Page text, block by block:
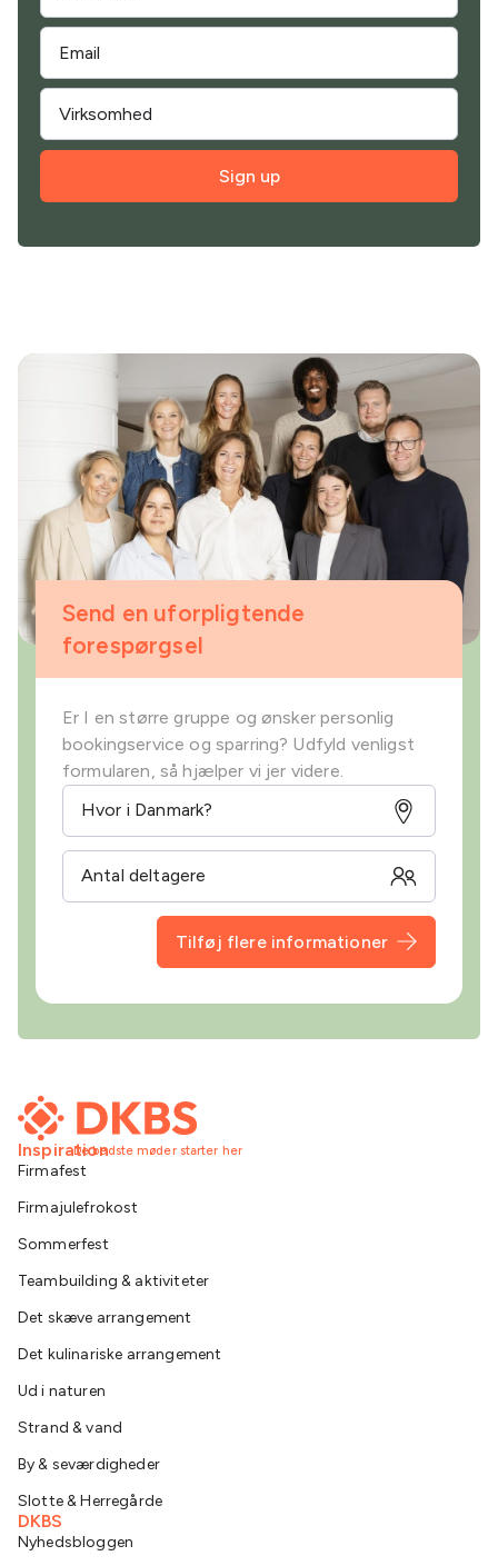
Sign up
Send en uforpligtende
forespørgsel
Er I en større gruppe og ønsker personlig
bookingservice og sparring? Udfyld venligst
formularen, så hjælper vi jer videre.
Tilføj flere informationer
De bedste møder starter her
Inspiration
Firmafest
Firmajulefrokost
Sommerfest
Teambuilding & aktiviteter
Det skæve arrangement
Det kulinariske arrangement
Ud i naturen
Strand & vand
By & seværdigheder
Slotte & Herregårde
DKBS
Nyhedsbloggen